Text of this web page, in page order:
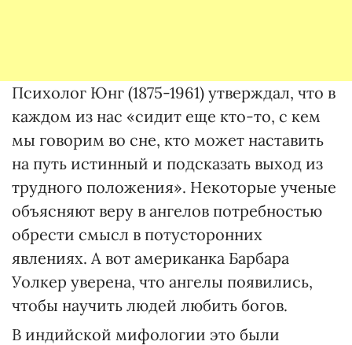
Психолог Юнг (1875-1961) утверждал, что в
каждом из нас «сидит еще кто-то, с кем
мы говорим во сне, кто может наставить
на путь истинный и подсказать выход из
трудного положения». Некоторые ученые
объясняют веру в ангелов потребностью
обрести смысл в потусторонних
явлениях. А вот американка Барбара
Уолкер уверена, что ангелы появились,
чтобы научить людей любить богов.
В индийской мифологии это были